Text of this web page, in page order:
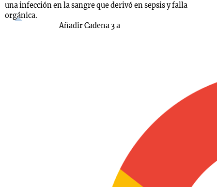
una infección en la sangre que derivó en sepsis y falla
orgánica.
Añadir Cadena 3 a